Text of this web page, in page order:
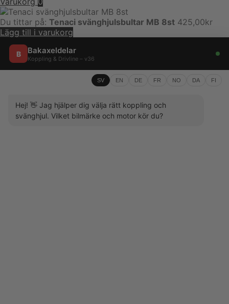
Du tittar på: Tenaci svänghjulsbultar MB 8st 425,00kr
Lägg till i varukorg
B Bakaxeldelar
Koppling & Drivline – v36
SV EN DE FR NO DA FI
Hej! 👋 Jag hjälper dig välja rätt koppling och
svänghjul. Vilket bilmärke och motor kör du?